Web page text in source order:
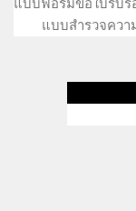
แบบฟอร์มขอใบรับร
แบบสำรวจควา